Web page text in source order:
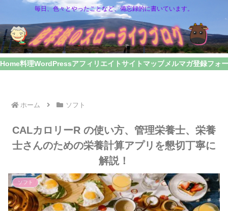
毎日、色々とやったことなど、備忘録的に書いています。
Home料理WordPressアフィリエイトサイトマップメルマガ登録フォ
ホーム ソフト
CALカロリーR の使い方、管理栄養士、栄養
士さんのための栄養計算アプリを懇切丁寧に
解説！
ソフト